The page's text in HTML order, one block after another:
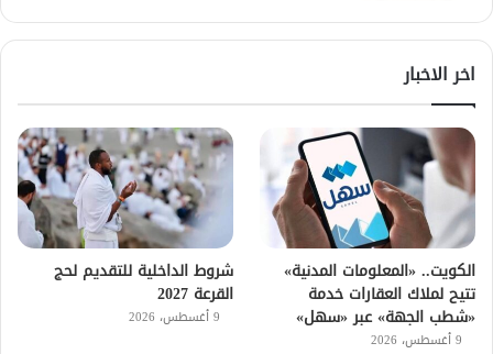
اخر الاخبار
الكويت.. «المعلومات المدنية»
تتيح لملاك العقارات خدمة
«شطب الجهة» عبر «سهل»
9 أغسطس، 2026
شروط الداخلية للتقديم لحج
القرعة 2027
9 أغسطس، 2026